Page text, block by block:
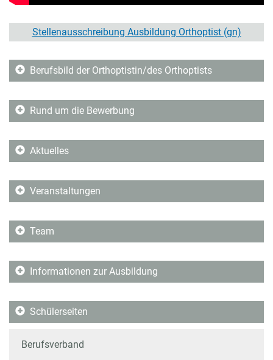
Stellenausschreibung Ausbildung Orthoptist (gn)
Berufsbild der Orthoptistin/des Orthoptists
Rund um die Bewerbung
Aktuelles
Veranstaltungen
Team
Informationen zur Ausbildung
Schülerseiten
Berufsverband